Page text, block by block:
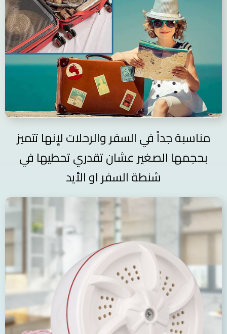
مناسبة جداً في السفر والرحلات لإنها تتميز
بحجمها الصغير عشان تقدري تحطيها في
شنطة السفر او الأيد